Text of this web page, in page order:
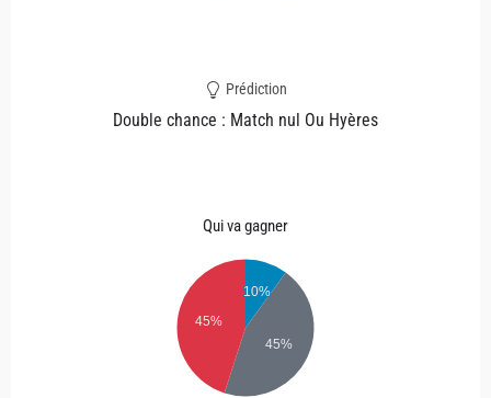
Prédiction
Double chance : Match nul Ou Hyères
Qui va gagner